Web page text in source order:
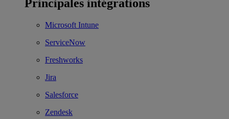
Principales intégrations
Microsoft Intune
ServiceNow
Freshworks
Jira
Salesforce
Zendesk